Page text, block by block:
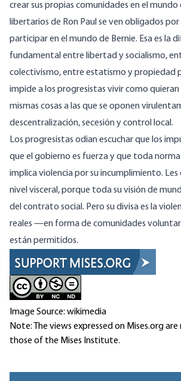
crear sus propias comunidades en el mundo
libertarios de Ron Paul se ven obligados
participar en el mundo de Bernie. Esa es la
fundamental entre libertad y socialismo,
colectivismo, entre estatismo y propiedad
impide a los progresistas vivir como quieran
mismas cosas a las que se oponen
descentralización, secesión y control local.
Los progresistas odian escuchar que los
que el gobierno es fuerza y que toda
implica violencia por su incumplimiento.
nivel visceral, porque toda su visión de
del contrato social. Pero su divisa es la
reales —en forma de comunidades
están permitidos.
Image Source: wikimedia
Note: The views expressed on Mises.org
those of the Mises Institute.